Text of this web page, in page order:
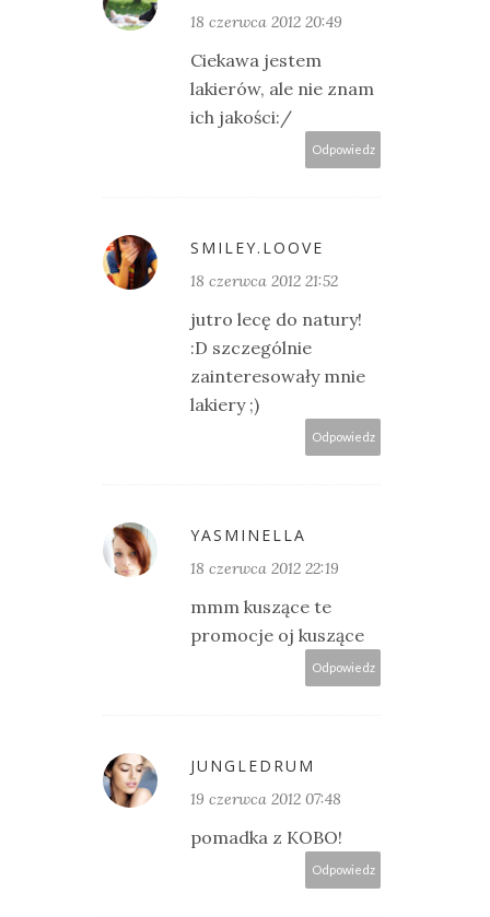
18 czerwca 2012 20:49
Ciekawa jestem
lakierów, ale nie znam
ich jakości:/
Odpowiedz
SMILEY.LOOVE
18 czerwca 2012 21:52
jutro lecę do natury!
:D szczególnie
zainteresowały mnie
lakiery ;)
Odpowiedz
YASMINELLA
18 czerwca 2012 22:19
mmm kuszące te
promocje oj kuszące
Odpowiedz
JUNGLEDRUM
19 czerwca 2012 07:48
pomadka z KOBO!
Odpowiedz